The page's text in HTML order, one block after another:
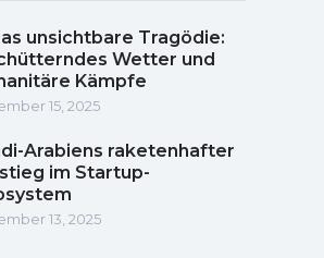
unsichtbare Tragödie:
Wetter und
Kämpfe
15, 2025
Arabiens raketenhafter
im Startup-
13, 2025